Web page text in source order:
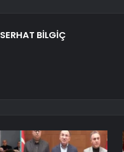
SERHAT BİLGİÇ